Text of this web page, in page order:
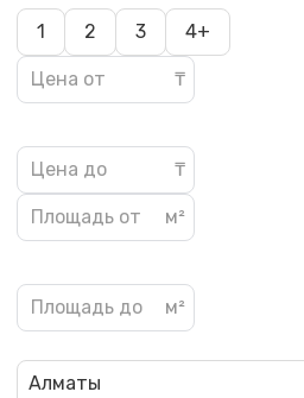
1 2 3 4+
Алматы